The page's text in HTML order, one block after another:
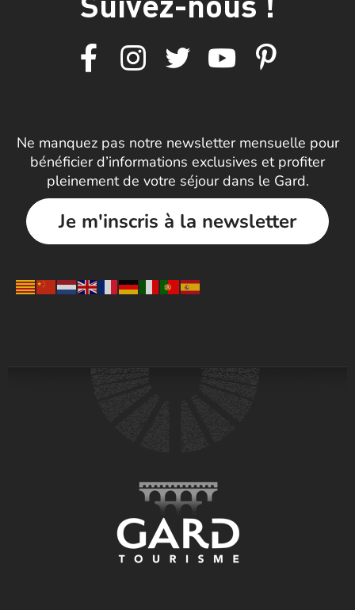
Ne manquez pas notre newsletter mensuelle pour
bénéficier d’informations exclusives et profiter
pleinement de votre séjour dans le Gard.
Je m'inscris à la newsletter